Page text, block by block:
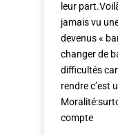
leur
jamais vu
devenus «
changer de
difficultés
rendre c’est
compte